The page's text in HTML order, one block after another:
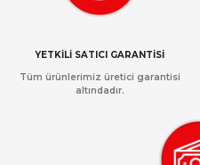
YETKİLİ SATICI GARANTİSİ
Tüm ürünlerimiz üretici garantisi
altındadır.